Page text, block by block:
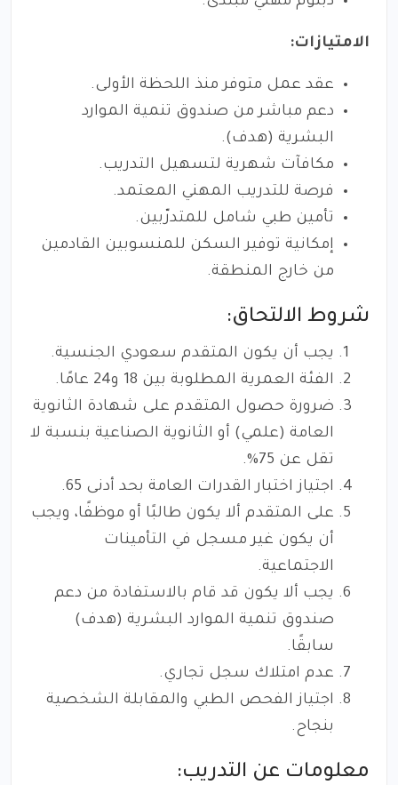
الامتيازات:
عقد عمل متوفر منذ اللحظة الأولى.
دعم مباشر من صندوق تنمية الموارد
البشرية (هدف).
مكافآت شهرية لتسهيل التدريب.
فرصة للتدريب المهني المعتمد.
تأمين طبي شامل للمتدرّبين.
إمكانية توفير السكن للمنسوبين القادمين
من خارج المنطقة.
شروط الالتحاق:
يجب أن يكون المتقدم سعودي الجنسية.
الفئة العمرية المطلوبة بين 18 و24 عامًا.
ضرورة حصول المتقدم على شهادة الثانوية
العامة (علمي) أو الثانوية الصناعية بنسبة لا
تقل عن 75%.
اجتياز اختبار القدرات العامة بحد أدنى 65.
على المتقدم ألا يكون طالبًا أو موظفًا، ويجب
أن يكون غير مسجل في التأمينات
الاجتماعية.
يجب ألا يكون قد قام بالاستفادة من دعم
صندوق تنمية الموارد البشرية (هدف)
سابقًا.
عدم امتلاك سجل تجاري.
اجتياز الفحص الطبي والمقابلة الشخصية
بنجاح.
معلومات عن التدريب: